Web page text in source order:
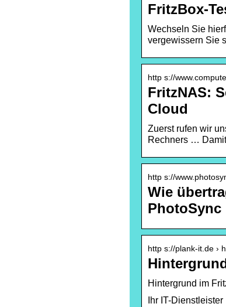
FritzBox-
Wechseln Sie
vergewissern Sie
http s://
FritzNAS:
Cloud
Zuerst rufen wir
Rechners …
http s://
Wie
PhotoSync
http s://plank-it.de ›
Hintergrund im
Ihr IT-Dienstleister